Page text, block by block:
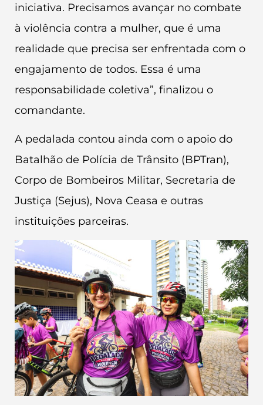
iniciativa. Precisamos avançar no combate
à violência contra a mulher, que é uma
realidade que precisa ser enfrentada com o
engajamento de todos. Essa é uma
responsabilidade coletiva”, finalizou o
comandante.
A pedalada contou ainda com o apoio do
Batalhão de Polícia de Trânsito (BPTran),
Corpo de Bombeiros Militar, Secretaria de
Justiça (Sejus), Nova Ceasa e outras
instituições parceiras.